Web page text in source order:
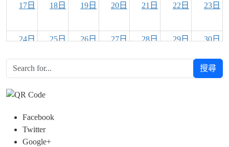
17日 18日 19日 20日 21日 22日 23日
24日 25日 26日 27日 28日 29日 30日
31日 6日
搜尋
Facebook
Twitter
Google+